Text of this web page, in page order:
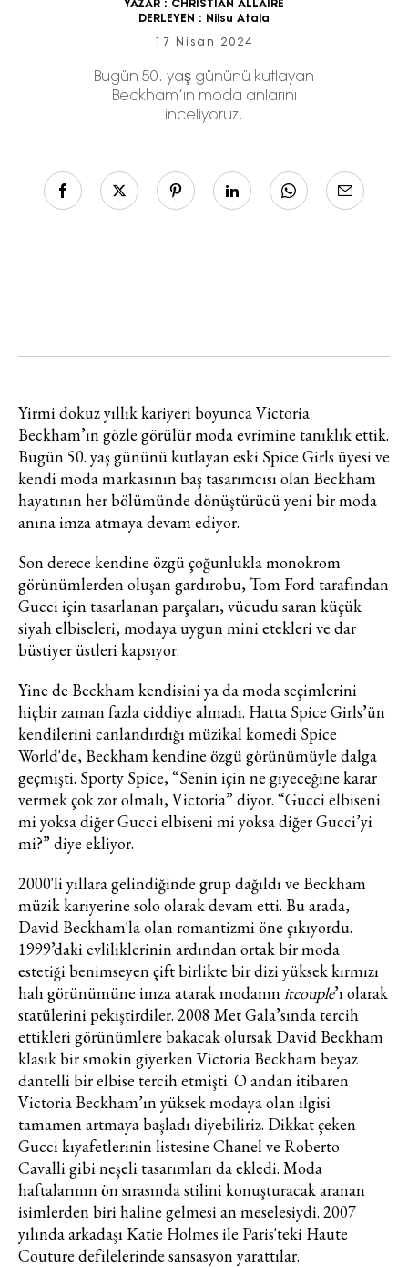
YAZAR : CHRISTIAN ALLAIRE
DERLEYEN : Nilsu Atala
17 Nisan 2024
Bugün 50. yaş gününü kutlayan
Beckham’ın moda anlarını
inceliyoruz.
Yirmi dokuz yıllık kariyeri boyunca Victoria
Beckham’ın gözle görülür moda evrimine tanıklık ettik.
Bugün 50. yaş gününü kutlayan eski Spice Girls üyesi ve
kendi moda markasının baş tasarımcısı olan Beckham
hayatının her bölümünde dönüştürücü yeni bir moda
anına imza atmaya devam ediyor.
Son derece kendine özgü çoğunlukla monokrom
görünümlerden oluşan gardırobu, Tom Ford tarafından
Gucci için tasarlanan parçaları, vücudu saran küçük
siyah elbiseleri, modaya uygun mini etekleri ve dar
büstiyer üstleri kapsıyor.
Yine de Beckham kendisini ya da moda seçimlerini
hiçbir zaman fazla ciddiye almadı. Hatta Spice Girls’ün
kendilerini canlandırdığı müzikal komedi Spice
World'de, Beckham kendine özgü görünümüyle dalga
geçmişti. Sporty Spice, “Senin için ne giyeceğine karar
vermek çok zor olmalı, Victoria” diyor. “Gucci elbiseni
mi yoksa diğer Gucci elbiseni mi yoksa diğer Gucci’yi
mi?” diye ekliyor.
2000'li yıllara gelindiğinde grup dağıldı ve Beckham
müzik kariyerine solo olarak devam etti. Bu arada,
David Beckham'la olan romantizmi öne çıkıyordu.
1999’daki evliliklerinin ardından ortak bir moda
estetiği benimseyen çift birlikte bir dizi yüksek kırmızı
halı görünümüne imza atarak modanınitcouple’ı olarak
statülerini pekiştirdiler. 2008 Met Gala’sında tercih
ettikleri görünümlere bakacak olursak David Beckham
klasik bir smokin giyerken Victoria Beckham beyaz
dantelli bir elbise tercih etmişti. O andan itibaren
Victoria Beckham’ın yüksek modaya olan ilgisi
tamamen artmaya başladı diyebiliriz. Dikkat çeken
Gucci kıyafetlerinin listesine Chanel ve Roberto
Cavalli gibi neşeli tasarımları da ekledi. Moda
haftalarının ön sırasında stilini konuşturacak aranan
isimlerden biri haline gelmesi an meselesiydi. 2007
yılında arkadaşı Katie Holmes ile Paris'teki Haute
Couture defilelerinde sansasyon yarattılar.